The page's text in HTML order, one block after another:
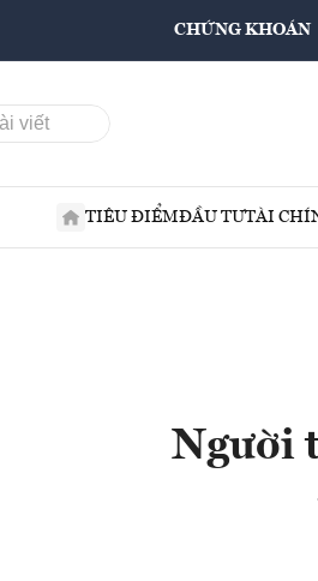
CHỨNG KHOÁN
TIÊU ĐIỂMĐẦU TƯTÀI
Người